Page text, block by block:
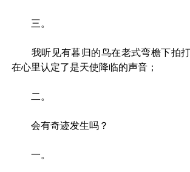
三。
我听见有暮归的鸟在老式弯檐下拍打
在心里认定了是天使降临的声音；
二。
会有奇迹发生吗？
一。